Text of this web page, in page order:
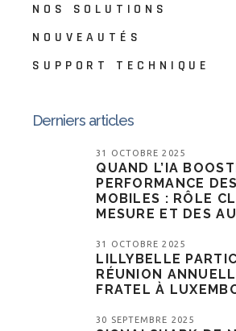
NOS SOLUTIONS
NOUVEAUTÉS
SUPPORT TECHNIQUE
Derniers articles
31 OCTOBRE 2025
QUAND L’IA
PERFORMANCE
MOBILES : RÔLE
MESURE ET DES
31 OCTOBRE 2025
LILLYBELLE
RÉUNION
FRATEL À
30 SEPTEMBRE 2025